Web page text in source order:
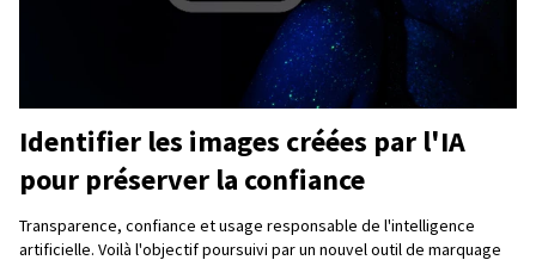
Identifier les images créées par l'IA
pour préserver la confiance
Transparence, confiance et usage responsable de l'intelligence
artificielle. Voilà l'objectif poursuivi par un nouvel outil de marquage